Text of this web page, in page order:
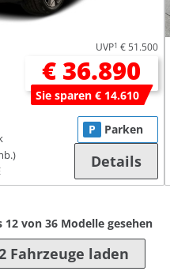
UVP1 € 51.500
€ 36.890
Sie sparen € 14.610
P Parken
Details
12von 36Modelle gesehen
Fahrzeuge laden